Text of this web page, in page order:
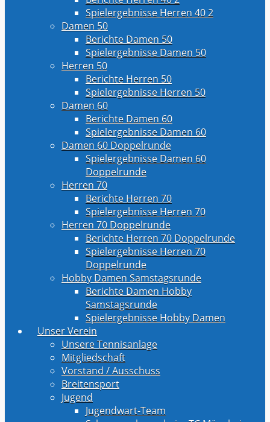
Spielergebnisse Herren 40 2
Damen 50
Berichte Damen 50
Spielergebnisse Damen 50
Herren 50
Berichte Herren 50
Spielergebnisse Herren 50
Damen 60
Berichte Damen 60
Spielergebnisse Damen 60
Damen 60 Doppelrunde
Spielergebnisse Damen 60
Doppelrunde
Herren 70
Berichte Herren 70
Spielergebnisse Herren 70
Herren 70 Doppelrunde
Berichte Herren 70 Doppelrunde
Spielergebnisse Herren 70
Doppelrunde
Hobby Damen Samstagsrunde
Berichte Damen Hobby
Samstagsrunde
Spielergebnisse Hobby Damen
Unser Verein
Unsere Tennisanlage
Mitgliedschaft
Vorstand / Ausschuss
Breitensport
Jugend
Jugendwart-Team